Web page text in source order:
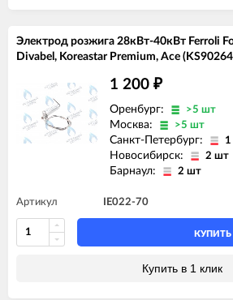
Электрод розжига 28кВт-40кВт Ferroli
Divabel, Koreastar Premium, Ace
1 200 ₽
Оренбург: >5 шт
Москва: >5 шт
Санкт-Петербург:
Новосибирск: 2 шт
Барнаул: 2 шт
Артикул IE022-70
КУПИТЬ
Купить в 1 клик